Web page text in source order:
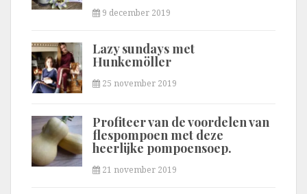
9 december 2019
Lazy sundays met
Hunkemöller
25 november 2019
Profiteer van de voordelen van
flespompoen met deze
heerlijke pompoensoep.
21 november 2019